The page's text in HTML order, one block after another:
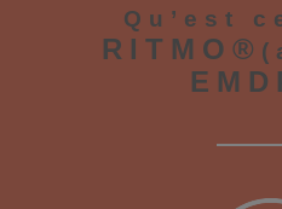
Qu’est
RITMO®